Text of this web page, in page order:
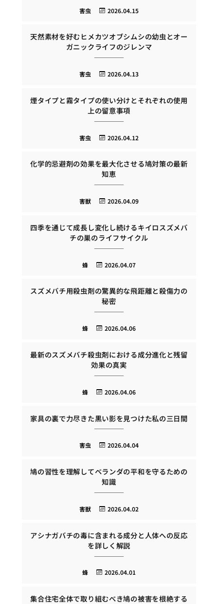
2026.04.15
害虫
天然素材を好むヒメカツオブシムシの幼虫とオー
ガニックライフのジレンマ
2026.04.13
害虫
煙タイプと霧タイプの使い分けとそれぞれの使用
上の留意事項
2026.04.12
害虫
化学的忌避剤の効果を最大化させる鳩対策の最新
知恵
2026.04.09
害獣
四季を通じて成長し変化し続けるキイロスズメバ
チの巣のライフサイクル
2026.04.07
蜂
スズメバチ用殺虫剤の驚異的な飛距離と殺傷力の
秘密
2026.04.06
蜂
最新のスズメバチ殺虫剤における成分進化と残留
効果の真実
2026.04.06
蜂
家具の裏で力尽きた黒い影を見つけた私の三日間
2026.04.04
害虫
鳩の習性を理解してベランダの平和を守るための
知識
2026.04.02
害獣
アシナガバチの毒に含まれる成分と人体への反応
を詳しく解説
2026.04.01
蜂
集合住宅全体で取り組むべき鳩の被害を根絶する